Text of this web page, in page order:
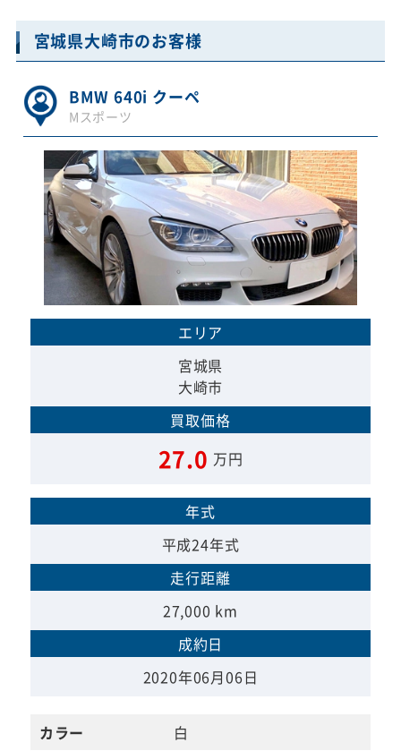
宮城県大崎市のお客様
BMW 640i クーペ
Mスポーツ
エリア
宮城県
大崎市
買取価格
27.0 万円
年式
平成24年式
走行距離
27,000 km
成約日
2020年06月06日
カラー
白